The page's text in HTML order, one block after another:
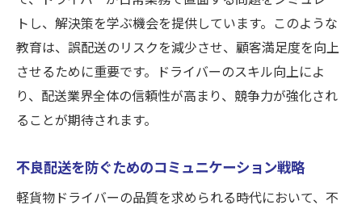
トし、解決策を学ぶ機会を提供しています。このような
教育は、誤配送のリスクを減少させ、顧客満足度を向上
させるために重要です。ドライバーのスキル向上によ
り、配送業界全体の信頼性が高まり、競争力が強化され
ることが期待されます。
不良配送を防ぐためのコミュニケーション戦略
軽貨物ドライバーの品質を求められる時代において、不